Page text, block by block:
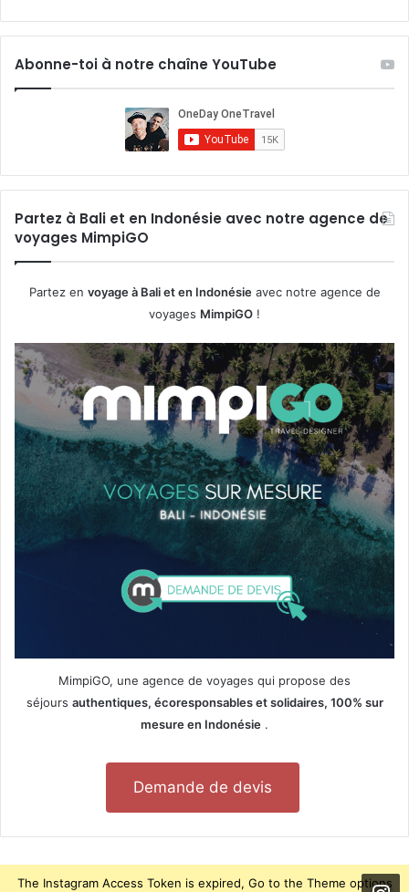
Abonne-toi à notre chaîne YouTube
Partez à Bali et en Indonésie avec notre agence de
voyages MimpiGO
Partez en voyage à Bali et en Indonésieavec notre agence de
voyages MimpiGO !
MimpiGO, une agence de voyages qui propose des
séjours authentiques, écoresponsables et solidaires, 100% sur
mesure en Indonésie .
Demande de devis
The Instagram Access Token is expired, Go to the Theme options